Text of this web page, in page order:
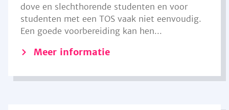
dove en slechthorende studenten en voor
studenten met een TOS vaak niet eenvoudig.
Een goede voorbereiding kan hen...
Meer informatie